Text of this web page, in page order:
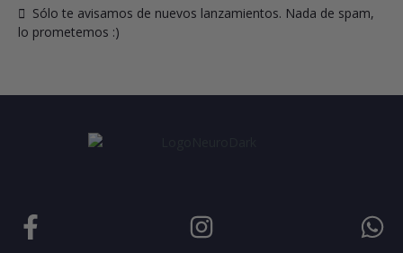
  Sólo te avisamos de nuevos lanzamientos. Nada de spam,
lo prometemos :)